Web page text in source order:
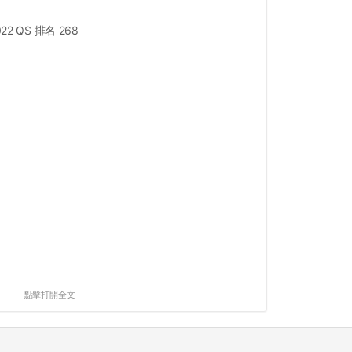
QS 排名 268
點擊打開全文